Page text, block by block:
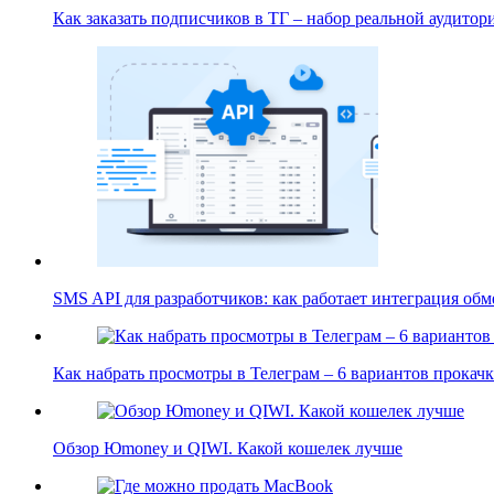
Как заказать подписчиков в ТГ – набор реальной
SMS API для разработчиков: как работает интеграция
Как набрать просмотры в Телеграм – 6 вариантов
Обзор Юmoney и QIWI. Какой кошелек лучше